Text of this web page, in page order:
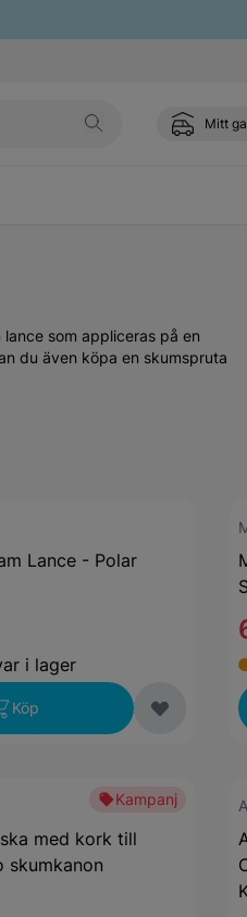
Mitt
som appliceras på en
du även köpa en skumspruta
Lance - Polar
i lager
Köp
Kampanj
med kork till
skumkanon